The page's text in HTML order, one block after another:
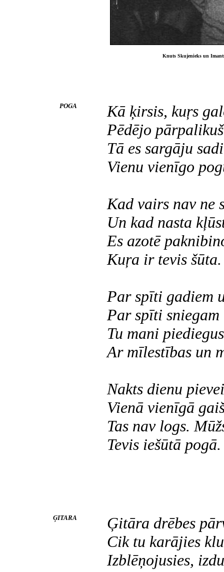
Knuts Skujenieks un
POGA
Kā ķirsis, kuŗs
Pēdējo
Tā es sargāju
Vienu vienīgo
Kad vairs nav ne
Un kad nasta
Es azotē
Kuŗa ir tevis šūta.
Par spīti gadiem
Par spīti sniegam
Tu mani
Ar mīlestības un
Nakts dienu
Vienā vienīgā
Tas nav logs.
Tevis iešūtā pogā.
ĢITARA
Ģitāra drēbes
Cik tu karājies
Izblēņojusies,